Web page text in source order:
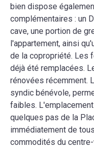
bien dispose
complémentaires : un
cave, une portion de
l'appartement, ainsi
de la copropriété. Les
déjà été remplacées.
rénovées récemment.
syndic bénévole,
faibles.
quelques pas de la
immédiatement de
commodités du